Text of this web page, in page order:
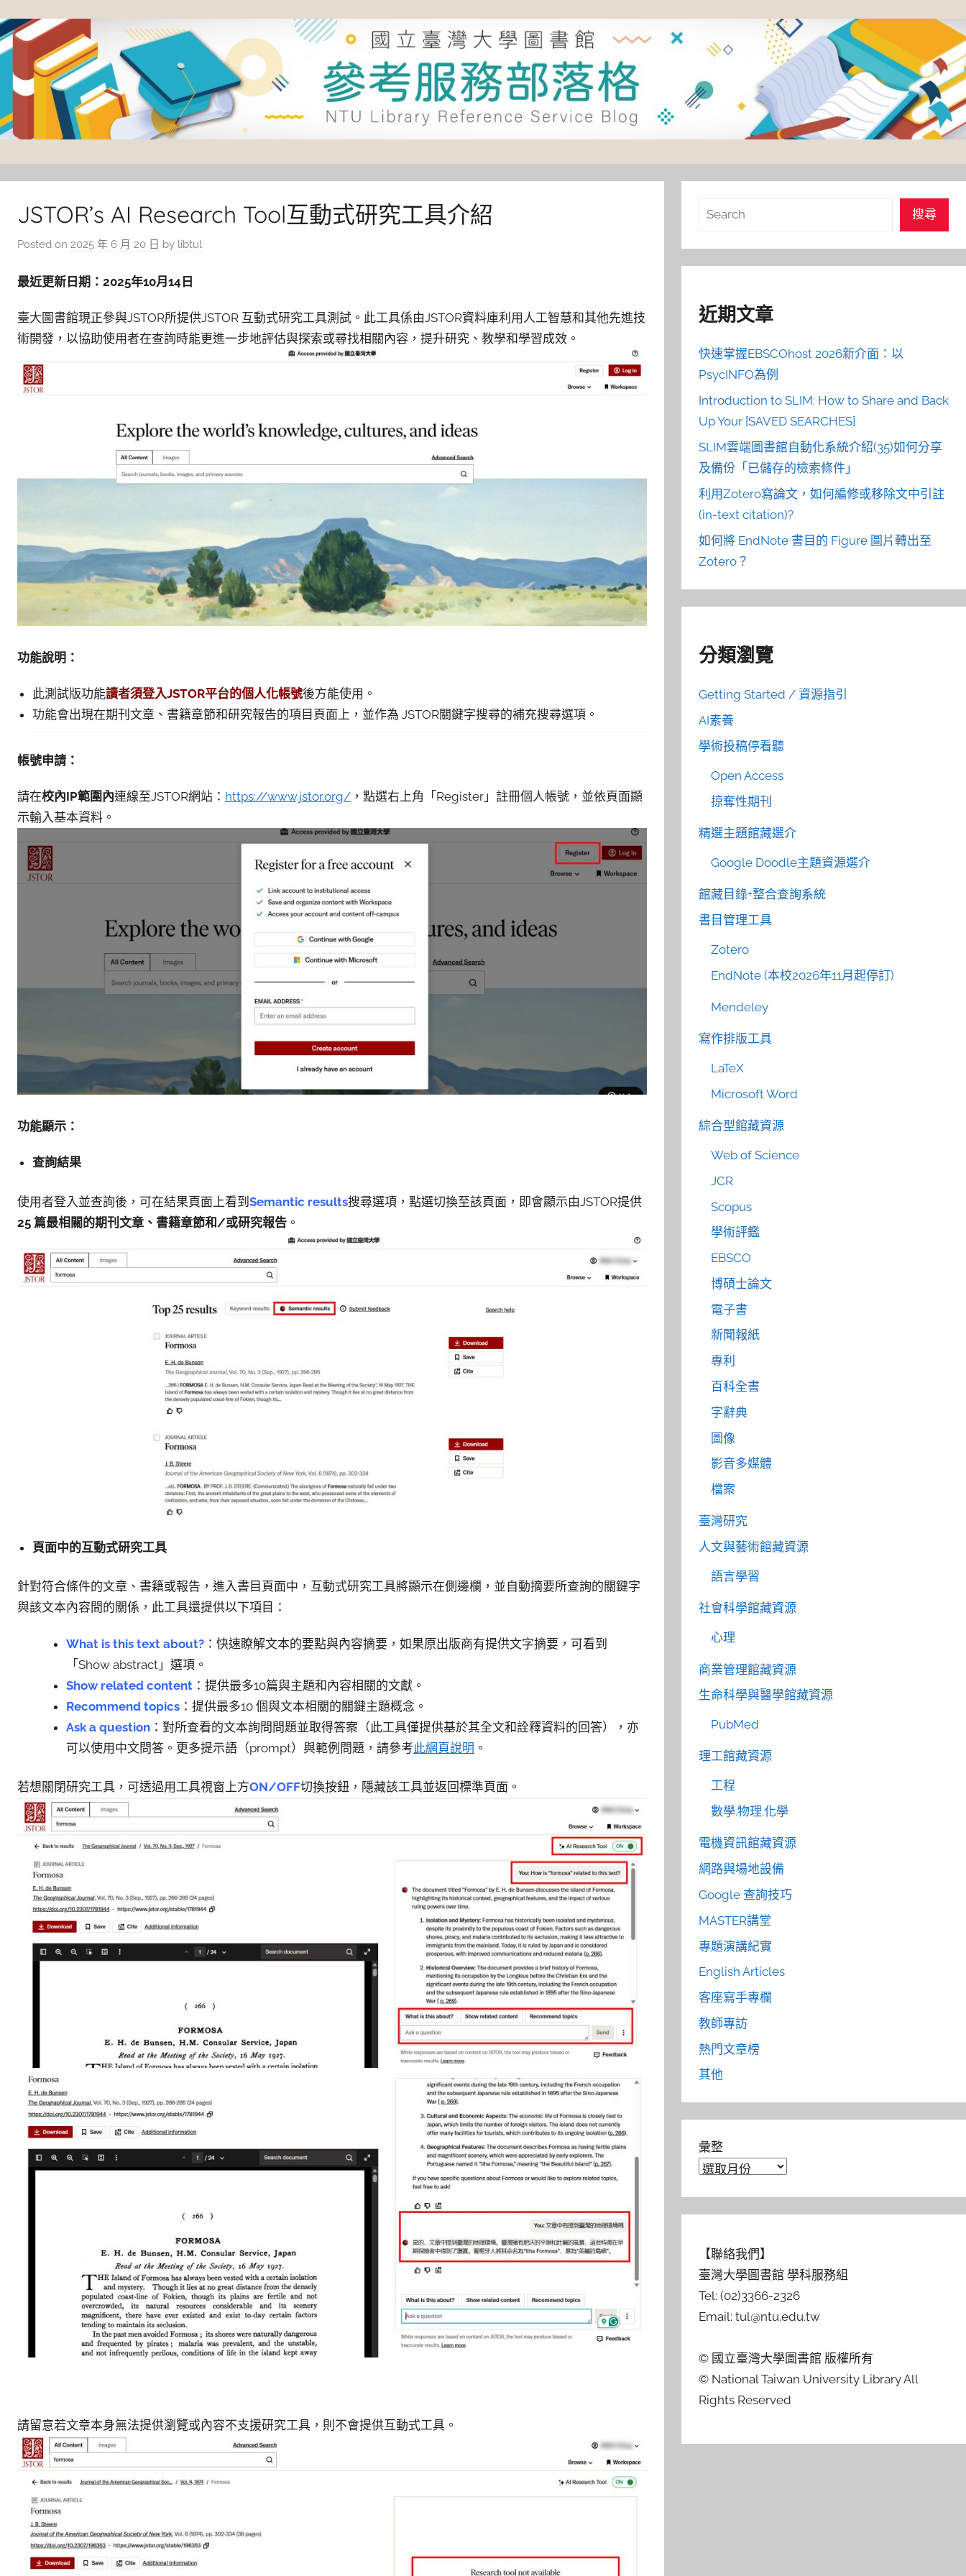
to
content
灣
JSTOR’s AI Research Tool互動式研究工具介紹
Posted on 2025 年 6 月 20 日 by libtul
最近更新日期：2025年10月14日
臺大圖書館現正參與JSTOR所提供JSTOR 互動式研究工具測試。此工具係由JSTOR資料庫利用人工智慧和其他先進技
術開發，以協助使用者在查詢時能更進一步地評估與探索或尋找相關內容，提升研究、教學和學習成效。
功能說明：
此測試版功能讀者須登入JSTOR平台的個人化帳號後方能使用。
功能會出現在期刊文章、書籍章節和研究報告的項目頁面上，並作為 JSTOR關鍵字搜尋的補充搜尋選項。
帳號申請：
請在校內IP範圍內連線至JSTOR網站： https://www.jstor.org/ ，點選右上角「Register」註冊個人帳號，並依頁面顯
示輸入基本資料。
功能顯示：
查詢結果
使用者登入並查詢後，可在結果頁面上看到 Semantic results搜尋選項，點選切換至該頁面，即會顯示由JSTOR提供
25 篇最相關的期刊文章、書籍章節和/或研究報告 。
頁面中的互動式研究工具
針對符合條件的文章、書籍或報告，進入書目頁面中，互動式研究工具將顯示在側邊欄，並自動摘要所查詢的關鍵字
與該文本內容間的關係，此工具還提供以下項目：
What is this text about? ：快速瞭解文本的要點與內容摘要，如果原出版商有提供文字摘要，可看到
「Show abstract」選項。
Show related content ：提供最多10篇與主題和內容相關的文獻。
Recommend topics ：提供最多10 個與文本相關的關鍵主題概念。
Ask a question ：對所查看的文本詢問問題並取得答案（此工具僅提供基於其全文和詮釋資料的回答），亦
可以使用中文問答。更多提示語（prompt）與範例問題，請參考此網頁說明 。
若想關閉研究工具，可透過用工具視窗上方ON/OFF切換按鈕，隱藏該工具並返回標準頁面。
請留意若文章本身無法提供瀏覽或內容不支援研究工具，則不會提供互動式工具。
搜
搜尋
近期文章
快速掌握EBSCOhost 2026新介面：以
PsycINFO為例
Introduction to SLIM: How to Share and Back
Up Your [SAVED SEARCHES]
SLIM雲端圖書館自動化系統介紹(35)如何分享
及備份「已儲存的檢索條件」
利用Zotero寫論文，如何編修或移除文中引註
(in-text citation)?
如何將 EndNote 書目的 Figure 圖片轉出至
Zotero？
分類瀏覽
Getting Started / 資源指引
AI素養
學術投稿停看聽
Open Access
掠奪性期刊
精選主題館藏選介
Google Doodle主題資源選介
館藏目錄+整合查詢系統
書目管理工具
Zotero
EndNote (本校2026年11月起停訂)
Mendeley
寫作排版工具
LaTeX
Microsoft Word
綜合型館藏資源
Web of Science
JCR
Scopus
學術評鑑
EBSCO
博碩士論文
電子書
新聞報紙
專利
百科全書
字辭典
圖像
影音多媒體
檔案
臺灣研究
人文與藝術館藏資源
語言學習
社會科學館藏資源
心理
商業管理館藏資源
生命科學與醫學館藏資源
PubMed
理工館藏資源
工程
數學.物理.化學
電機資訊館藏資源
網路與場地設備
Google 查詢技巧
MASTER講堂
專題演講紀實
English Articles
客座寫手專欄
教師專訪
熱門文章榜
其他
彙整
【聯絡我們】
臺灣大學圖書館 學科服務組
Tel: (02)3366-2326
Email: tul@ntu.edu.tw
© 國立臺灣大學圖書館 版權所有
© National Taiwan University Library All
Rights Reserved